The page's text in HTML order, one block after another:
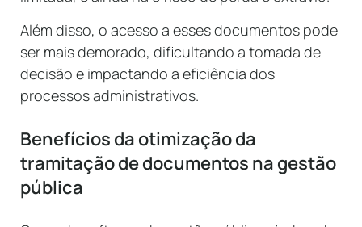
Além disso, o acesso a esses documentos pode
ser mais demorado, dificultando a tomada de
decisão e impactando a eficiência dos
processos administrativos.
Benefícios da otimização da
tramitação de documentos na gestão
pública